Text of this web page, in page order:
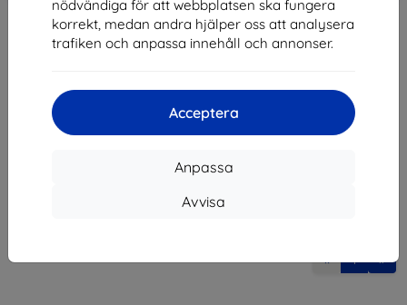
nödvändiga för att webbplatsen ska fungera
korrekt, medan andra hjälper oss att analysera
trafiken och anpassa innehåll och annonser.
Acceptera
Anpassa
Avvisa
Spigen Glass tR EZ Fit 2 Pack,
transparency - Samsung Galaxy
A3 2025 5G (AGL09202)
337 kr
3MK FlexibleGlass Samsung A3
Hybrid Glass
147 kr
I lager > 5 st
« 1 »